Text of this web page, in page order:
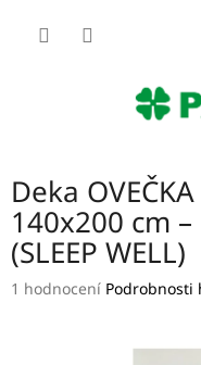
Deka
140x200 cm –
(SLEEP WELL)
Průměrné
1 hodnocení Podrobnosti